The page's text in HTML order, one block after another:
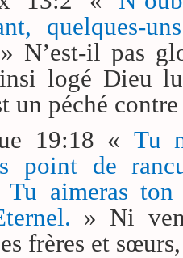
quelques-
» N’est-il pas
logé Dieu
un péché
19:18 « Tu
point de
Tu aimeras
» Ni
frères et